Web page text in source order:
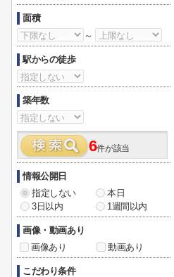
面積
～
駅からの徒歩
築年数
6件が該当
情報公開日
指定しない
本日
3日以内
1週間以内
画像・動画あり
画像あり
動画あり
こだわり条件